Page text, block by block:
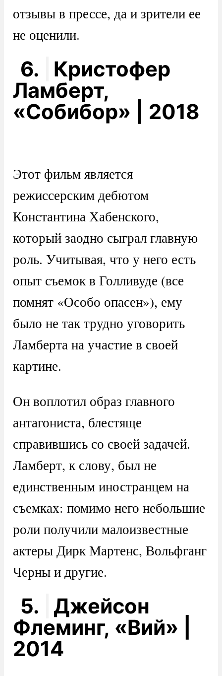
отзывы в прессе, да и зрители ее
не оценили.
6.
Кристофер
Ламберт,
«Собибор» | 2018
Этот фильм является
режиссерским дебютом
Константина Хабенского,
который заодно сыграл главную
роль. Учитывая, что у него есть
опыт съемок в Голливуде (все
помнят «Особо опасен»), ему
было не так трудно уговорить
Ламберта на участие в своей
картине.
Он воплотил образ главного
антагониста, блестяще
справившись со своей задачей.
Ламберт, к слову, был не
единственным иностранцем на
съемках: помимо него небольшие
роли получили малоизвестные
актеры Дирк Мартенс, Вольфганг
Черны и другие.
5.
Джейсон
Флеминг, «Вий» |
2014